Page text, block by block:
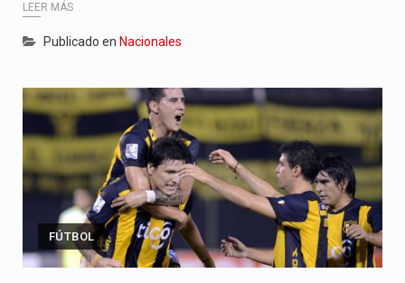
LEER MÁS
Publicado en Nacionales
FÚTBOL